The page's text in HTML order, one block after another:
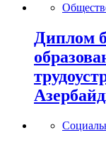
Диплом